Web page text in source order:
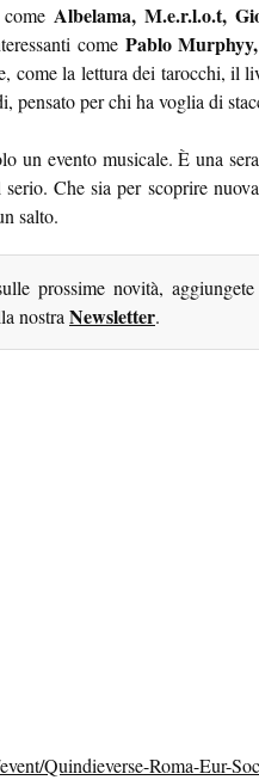
comeAlbelama, M.e.r.l.o.t,
come Pablo
come la lettura dei tarocchi, il
pensato per chi ha voglia di
un evento musicale. È una
Che sia per scoprire
salto.
prossime novità,
nostraNewsletter.
Quindieverse-Roma-Eur-